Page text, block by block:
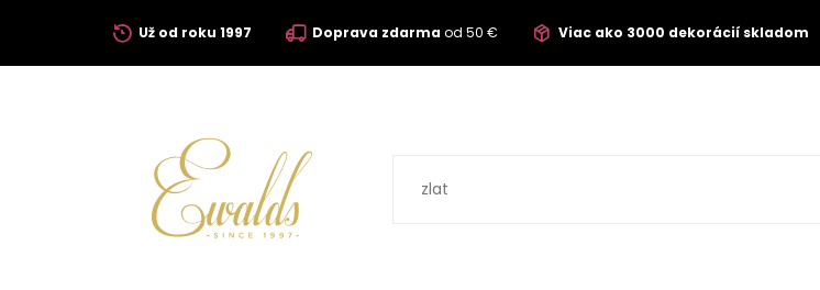
Už od roku 1997 Doprava zdarmaod 50 € Viac ako 3000 dekorácií skladom